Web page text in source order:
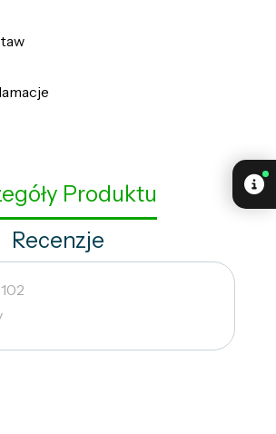
Produktu
Recenzje